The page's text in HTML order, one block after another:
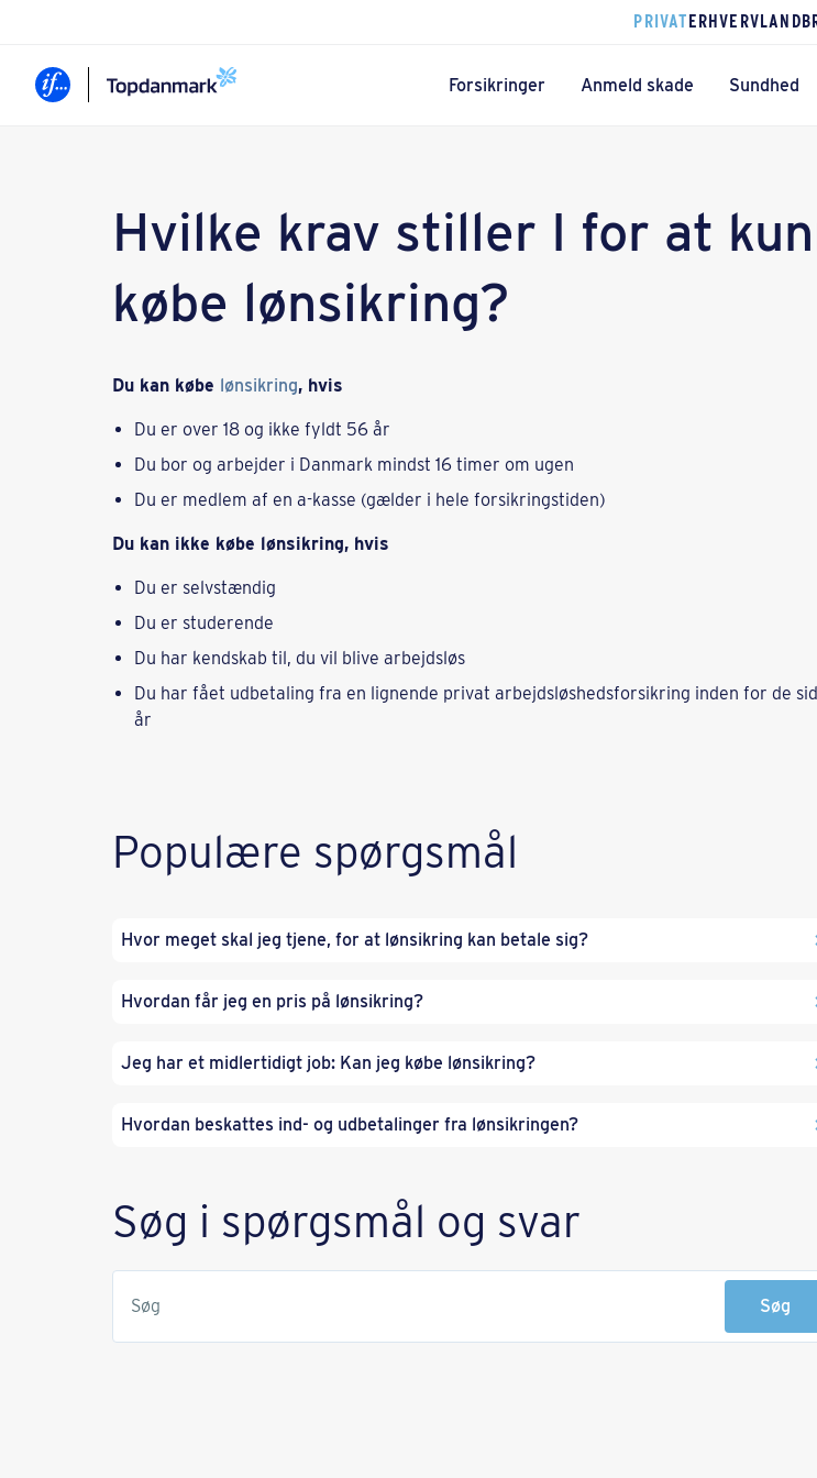
PRIVATERHVERV
Forsikringer Anmeld skade Sundhed
Hvilke krav stiller I for at
købe lønsikring?
Du kan købe lønsikring, hvis
Du er over 18 og ikke fyldt 56 år
Du bor og arbejder i Danmark mindst 16 timer om ugen
Du er medlem af en a-kasse (gælder i hele forsikringstiden)
Du kan ikke købe lønsikring, hvis
Du er selvstændig
Du er studerende
Du har kendskab til, du vil blive arbejdsløs
Du har fået udbetaling fra en lignende privat arbejdsløshedsforsikring inden for de
år
Populære spørgsmål
Hvor meget skal jeg tjene, for at lønsikring kan betale sig?
Hvordan får jeg en pris på lønsikring?
Jeg har et midlertidigt job: Kan jeg købe lønsikring?
Hvordan beskattes ind- og udbetalinger fra lønsikringen?
Søg i spørgsmål og svar
Søg Søg